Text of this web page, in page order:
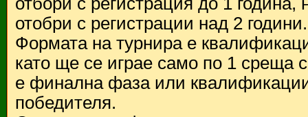
отобри с регистрации над 2 години.
Формата на турнира е
като ще се играе само по 1 среща
е финална фаза или
победителя.